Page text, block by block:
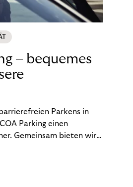
– bequemes
Parkens in
Parking einen
Gemeinsam bieten wir